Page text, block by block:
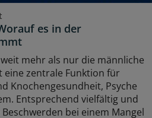
es in der
mehr als nur die männliche
eine zentrale Funktion für
Knochengesundheit, Psyche
Entsprechend vielfältig und
bei einem Mangel